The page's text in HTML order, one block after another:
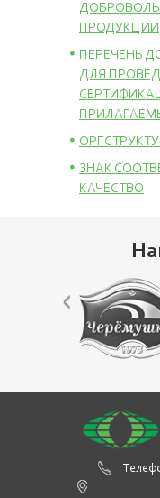
ПРОДУКЦИИ
ПЕРЕЧЕНЬ
ДЛЯ
ЗНАК
КАЧЕСТВО